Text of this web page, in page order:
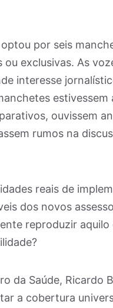
optou por seis
exclusivas. As
interesse
estivessem
ouvissem
rumos na
reais de
dos novos
reproduzir
da Saúde, Ricardo
a cobertura